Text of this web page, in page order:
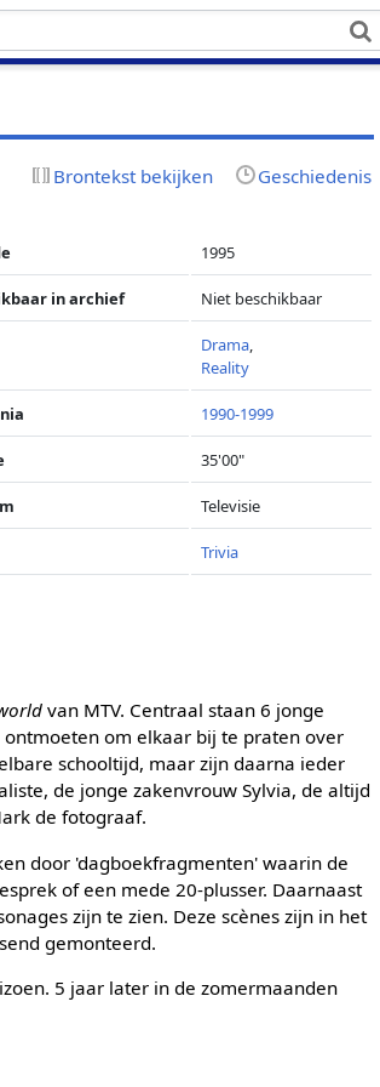
Brontekst bekijken Geschiedenis
1995
in archief Niet beschikbaar
Drama,
Reality
1990-1999
35'00"
Televisie
Trivia
van MTV. Centraal staan 6 jonge
om elkaar bij te praten over
schooltijd, maar zijn daarna ieder
de jonge zakenvrouw Sylvia, de altijd
de fotograaf.
door 'dagboekfragmenten' waarin de
of een mede 20-plusser. Daarnaast
zijn te zien. Deze scènes zijn in het
gemonteerd.
5 jaar later in de zomermaanden